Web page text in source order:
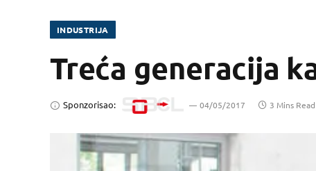
INDUSTRIJA
Treća generacija
Sponzorisao: 04/05/2017 3 Mins Read